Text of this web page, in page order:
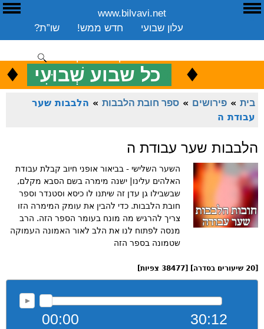
www.bilvavi.net
שו”ת?
חדש ממש!
עלון שבועי
שיעורים שבועי
ספרים
ארכיון
סקירה כללית
ENGLISH ♦ כל שבוע שְׁבוּעִי ♦
בית » פירושים » ספר חובת הלבבות » הלבבות שער
עבודת ה
הלבבות שער עבודת ה
השער השלישי - בביאור אופני חיוב קבלת עבודת
האלהים עלינו| ישנה מימרה בשם הסבא מקלם,
שבשבילו גן עדן זה שיתנו לו כיסא וסטנדר וספר
חובת הלבבות. כדי להבין את עומק המימרה הזו
צריך להרגיש מה מונח בעומר הספר הזה. הרב
מנסה לפתוח לנו את הלב לאור האמונה העמוקה
שטמונה בספר הזה
00:00
30:12